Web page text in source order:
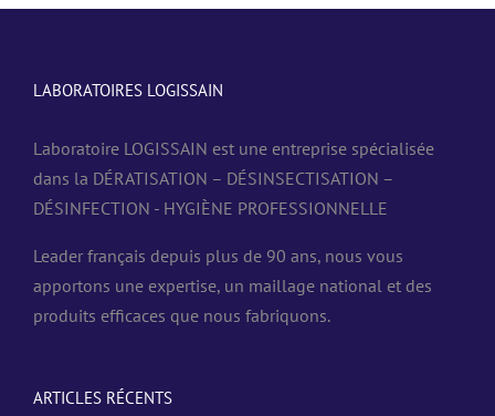
LABORATOIRES LOGISSAIN
Laboratoire LOGISSAIN est une entreprise spécialisée
dans la DÉRATISATION – DÉSINSECTISATION –
DÉSINFECTION - HYGIÈNE PROFESSIONNELLE
Leader français depuis plus de 90 ans, nous vous
apportons une expertise, un maillage national et des
produits efficaces que nous fabriquons.
ARTICLES RÉCENTS